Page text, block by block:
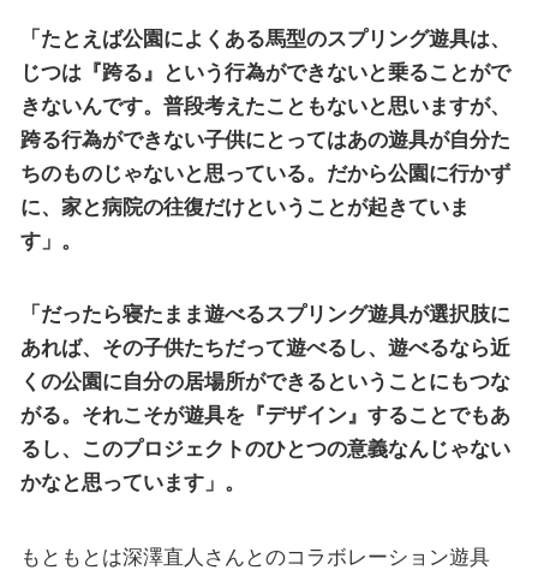
「たとえば公園によくある馬型のスプリング遊具は、
じつは『跨る』という行為ができないと乗ることがで
きないんです。普段考えたこともないと思いますが、
跨る行為ができない子供にとってはあの遊具が自分た
ちのものじゃないと思っている。だから公園に行かず
に、家と病院の往復だけということが起きていま
す」。
「だったら寝たまま遊べるスプリング遊具が選択肢に
あれば、その子供たちだって遊べるし、遊べるなら近
くの公園に自分の居場所ができるということにもつな
がる。それこそが遊具を『デザイン』することでもあ
るし、このプロジェクトのひとつの意義なんじゃない
かなと思っています」。
もともとは深澤直人さんとのコラボレーション遊具